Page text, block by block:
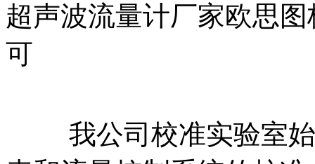
超声波流量计厂家欧思
可
我公司校准实验室始